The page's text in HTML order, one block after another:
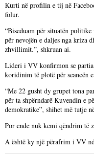
Kurti në profilin e tij në
folur.
“Biseduam për situatën
për nevojën e daljes nga kriza
zhvillimit.”, shkruan ai.
Lideri i VV konfirmon se
koridinim të plotë për seancën
“Me 22 gusht dy grupet tona
për ta shpërndarë Kuvendin e
demokratike”, shihet më tutje
Por ende nuk kemi qëndrim të
A është ky një përafrim i VV